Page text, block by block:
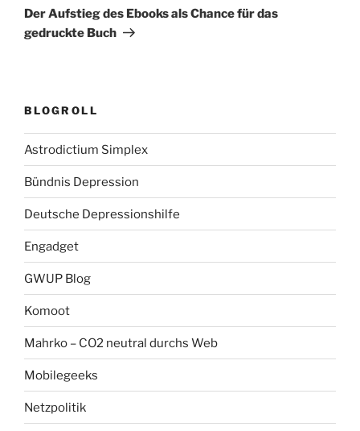
Beitrag
Der Aufstieg des Ebooks als Chance für das
gedruckte Buch
BLOGROLL
Astrodictium Simplex
Bündnis Depression
Deutsche Depressionshilfe
Engadget
GWUP Blog
Komoot
Mahrko – CO2 neutral durchs Web
Mobilegeeks
Netzpolitik